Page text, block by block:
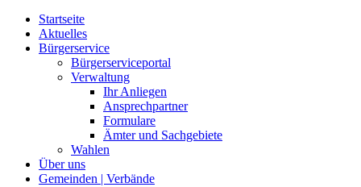
Startseite
Aktuelles
Bürgerservice
Bürgerserviceportal
Verwaltung
Ihr Anliegen
Ansprechpartner
Formulare
Ämter und Sachgebiete
Wahlen
Über uns
Gemeinden | Verbände